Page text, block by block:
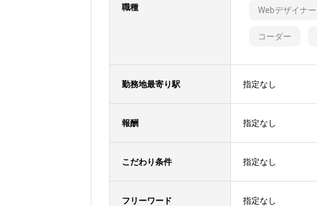
職種 Webデザイナー
コーダー
勤務地最寄り駅 指定なし
報酬 指定なし
こだわり条件 指定なし
フリーワード 指定なし